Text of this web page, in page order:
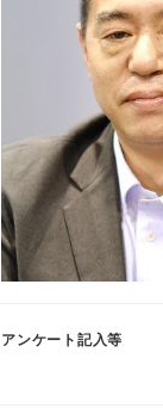
アンケート記入等